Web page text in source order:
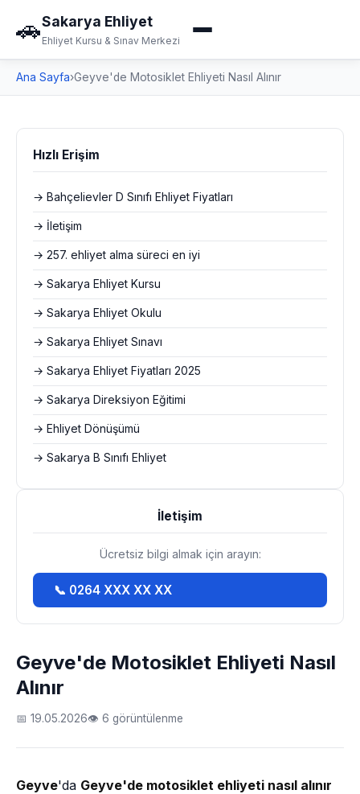
🚗Sakarya Ehliyet
Ehliyet Kursu & Sınav Merkezi
Ana Sayfa›Geyve'de Motosiklet Ehliyeti Nasıl Alınır
Geyve'de Motosiklet Ehliyeti Nasıl
Alınır
📅 19.05.2026👁 6 görüntülenme
Geyve'da Geyve'de motosiklet ehliyeti nasıl alınır
Hızlı Erişim
→ Bahçelievler D Sınıfı Ehliyet Fiyatları
→ İletişim
→ 257. ehliyet alma süreci en iyi
→ Sakarya Ehliyet Kursu
→ Sakarya Ehliyet Okulu
→ Sakarya Ehliyet Sınavı
→ Sakarya Ehliyet Fiyatları 2025
→ Sakarya Direksiyon Eğitimi
→ Ehliyet Dönüşümü
→ Sakarya B Sınıfı Ehliyet
İletişim
Ücretsiz bilgi almak için arayın:
📞 0264 XXX XX XX